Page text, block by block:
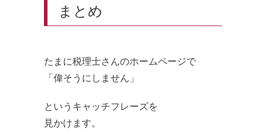
まとめ
たまに税理士さんのホームページで
「偉そうにしません」
というキャッチフレーズを
見かけます。